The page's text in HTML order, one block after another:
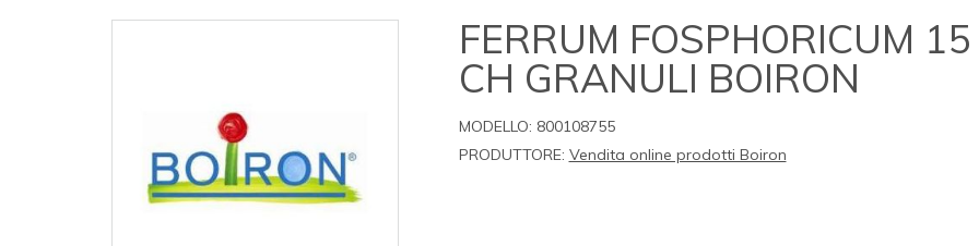
FERRUM FOSPHORICUM 15
CH GRANULI BOIRON
MODELLO: 800108755
PRODUTTORE: Vendita online prodotti Boiron